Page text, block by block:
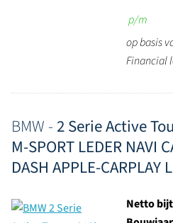
p/m
op basis
Financial
BMW - 2 Serie Active
M-SPORT LEDER NAVI
DASH APPLE-CARPLAY
Netto